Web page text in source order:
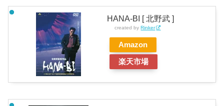
HANA-BI [ 北野武 ]
created byRinker
Amazon
楽天市場